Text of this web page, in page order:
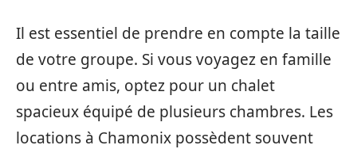
Il est essentiel de prendre en compte la taille
de votre groupe. Si vous voyagez en famille
ou entre amis, optez pour un chalet
spacieux équipé de plusieurs chambres. Les
locations à Chamonix possèdent souvent